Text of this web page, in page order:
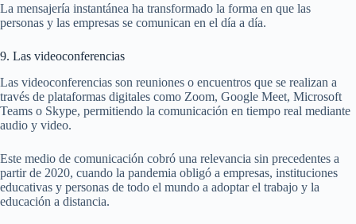
La mensajería instantánea ha transformado la forma en que las
personas y las empresas se comunican en el día a día.
9. Las videoconferencias
Las videoconferencias son reuniones o encuentros que se realizan a
través de plataformas digitales como Zoom, Google Meet, Microsoft
Teams o Skype, permitiendo la comunicación en tiempo real mediante
audio y video.
Este medio de comunicación cobró una relevancia sin precedentes a
partir de 2020, cuando la pandemia obligó a empresas, instituciones
educativas y personas de todo el mundo a adoptar el trabajo y la
educación a distancia.